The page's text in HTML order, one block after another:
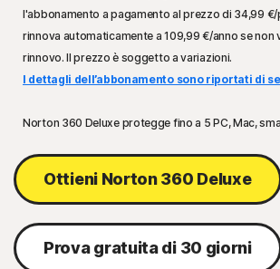
l'abbonamento a pagamento al prezzo di 34,99 €/
rinnova automaticamente a109,99 €/anno se non
rinnovo. Il prezzo è soggetto a variazioni.
I dettagli dell’abbonamento sono riportati di
Norton 360 Deluxe protegge fino a 5 PC, Mac,
Ottieni Norton 360 Deluxe
Prova gratuita di 30 giorni